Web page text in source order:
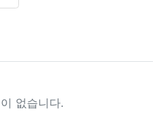
SNS 공유
없습니다.